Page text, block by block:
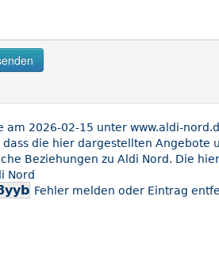
am 2026-02-15 unter www.aldi-
dass die hier dargestellten
Beziehungen zu Aldi Nord. Die
Nord
Fehler melden oder Eintrag